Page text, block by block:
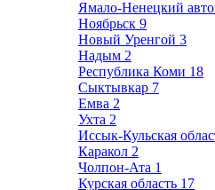
Ямало-Ненецкий
Ноябрьск 9
Новый Уренгой 3
Надым 2
Республика Коми 18
Сыктывкар 7
Емва 2
Ухта 2
Иссык-Кульская
Каракол 2
Чолпон-Ата 1
Курская область 17